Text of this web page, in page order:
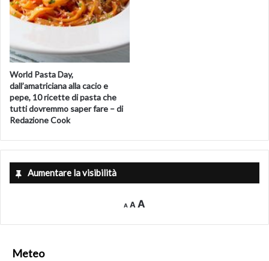
World Pasta Day,
dall’amatriciana alla cacio e
pepe, 10 ricette di pasta che
tutti dovremmo saper fare – di
Redazione Cook
Aumentare la visibilità
A
Decrease
font
A Reset
size.
A
Meteo